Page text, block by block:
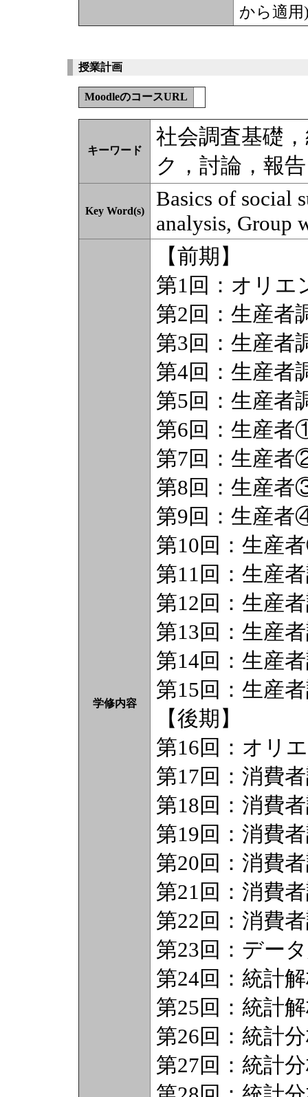
から適用
授業計画
MoodleのコースURL
キーワード
社会調査基礎
ク，討論，報告
Key Word(s)
Basics of social
analysis, Group
学修内容
【前期】
第1回：オリエ
第2回：生産者
第3回：生産者
第4回：生産者
第5回：生産者
第6回：生産者
第7回：生産者
第8回：生産者
第9回：生産者
第10回：生産
第11回：生産
第12回：生産
第13回：生産
第14回：生産
第15回：生産
【後期】
第16回：オリ
第17回：消費
第18回：消費
第19回：消費
第20回：消費
第21回：消費
第22回：消費
第23回：デー
第24回：統計
第25回：統計
第26回：統計
第27回：統計